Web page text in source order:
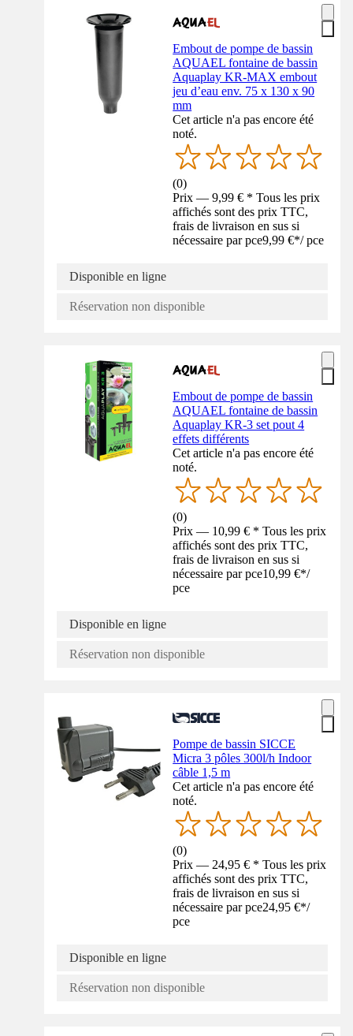
Embout de pompe de bassin
AQUAEL fontaine de bassin
Aquaplay KR-MAX embout
jeu d’eau env. 75 x 130 x 90
mm
Cet article n'a pas encore été
noté.
(0)
Prix — 9,99 € * Tous les prix
affichés sont des prix TTC,
frais de livraison en sus si
nécessaire par pce9,99 €*/ pce
Disponible en ligne
Réservation non disponible
Embout de pompe de bassin
AQUAEL fontaine de bassin
Aquaplay KR-3 set pout 4
effets différents
Cet article n'a pas encore été
noté.
(0)
Prix — 10,99 € * Tous les prix
affichés sont des prix TTC,
frais de livraison en sus si
nécessaire par pce10,99 €*/
pce
Disponible en ligne
Réservation non disponible
Pompe de bassin SICCE
Micra 3 pôles 300l/h Indoor
câble 1,5 m
Cet article n'a pas encore été
noté.
(0)
Prix — 24,95 € * Tous les prix
affichés sont des prix TTC,
frais de livraison en sus si
nécessaire par pce24,95 €*/
pce
Disponible en ligne
Réservation non disponible